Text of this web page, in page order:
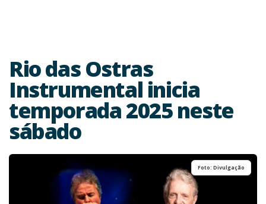
Rio das Ostras
Instrumental inicia
temporada 2025 neste
sábado
Foto: Divulgação